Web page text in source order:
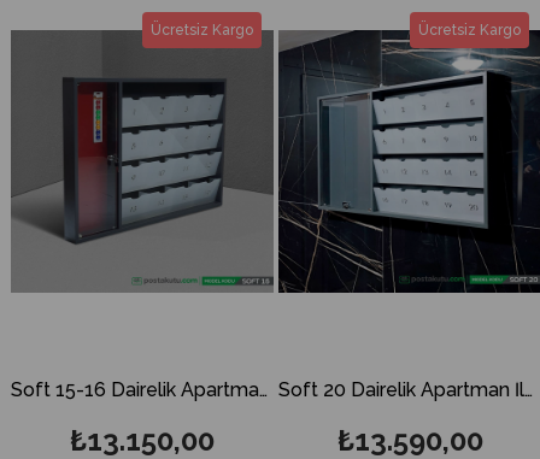
Soft 15-16 Dairelik Apartman İlan Panosu ve Posta Kutusu
₺13.150,00
Ücretsiz Kargo
Soft 20 Dairelik Apartman İlan Panosu ve Posta Kutusu
₺13.590,00
Ücretsiz Kargo